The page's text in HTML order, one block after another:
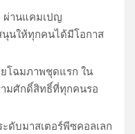
ผ่านแคมเปญ
สนุนให้ทุกคนได้มีโอกาส
ยโฉมภาพชุดแรก ใน
ามศักดิ์สิทธิ์ที่ทุกคนรอ
ะดับมาสเตอร์พีซคอลเลก